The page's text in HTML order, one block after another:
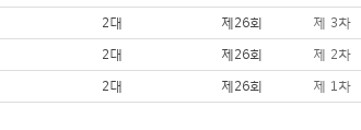
2대 제26회 제 3차
2대 제26회 제 2차
2대 제26회 제 1차